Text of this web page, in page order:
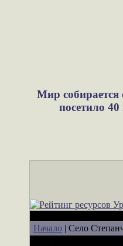
Мир собирается
посетило
Начало | Село